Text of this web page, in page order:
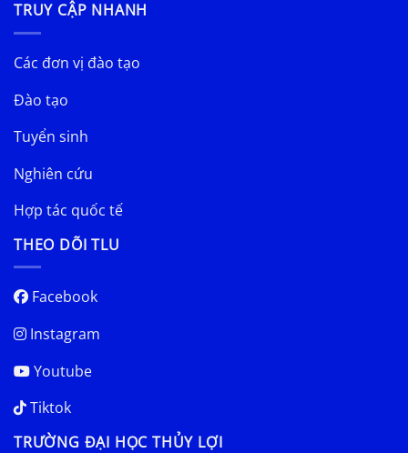
TRUY CẬP NHANH
Các đơn vị đào tạo
Đào tạo
Tuyển sinh
Nghiên cứu
Hợp tác quốc tế
THEO DÕI TLU
Facebook
Instagram
Youtube
Tiktok
TRƯỜNG ĐẠI HỌC THỦY LỢI